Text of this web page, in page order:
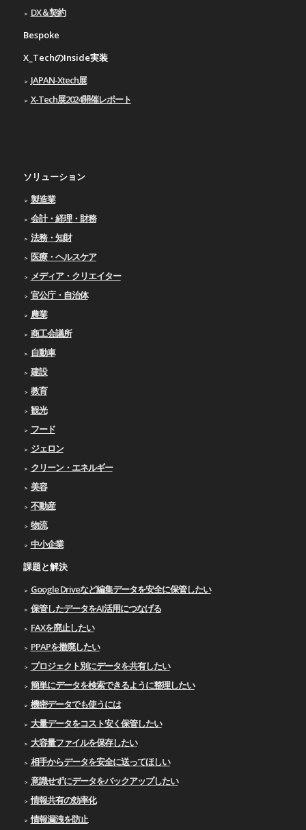
DX＆契約
Bespoke
X_TechのInside実装
JAPAN-Xtech展
X-Tech展2024開催レポート
ソリューション
製造業
会計・経理・財務
法務・知財
医療・ヘルスケア
メディア・クリエイター
官公庁・自治体
農業
商工会議所
自動車
建設
教育
観光
フード
ジェロン
クリーン・エネルギー
美容
不動産
物流
中小企業
課題と解決
Google Driveなど編集データを安全に保管したい
保管したデータをAI活用につなげる
FAXを廃止したい
PPAPを撤廃したい
プロジェクト別にデータを共有したい
簡単にデータを検索できるように整理したい
機密データでも使うには
大量データをコスト安く保管したい
大容量ファイルを保存したい
相手からデータを安全に送ってほしい
意識せずにデータをバックアップしたい
情報共有の効率化
情報漏洩を防止